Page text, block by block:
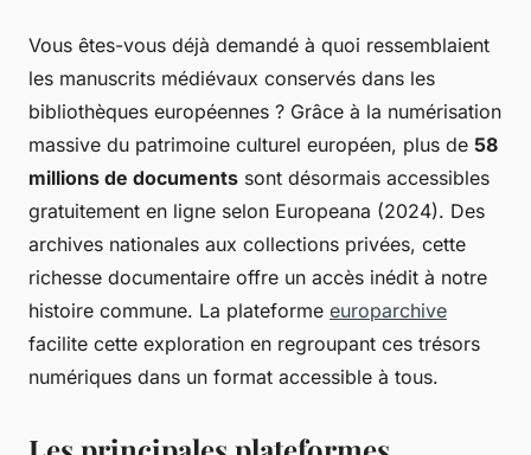
Vous êtes-vous déjà demandé à quoi ressemblaient
les manuscrits médiévaux conservés dans les
bibliothèques européennes ? Grâce à la numérisation
massive du patrimoine culturel européen, plus de 58
millions de documents sont désormais accessibles
gratuitement en ligne selon Europeana (2024). Des
archives nationales aux collections privées, cette
richesse documentaire offre un accès inédit à notre
histoire commune. La plateforme europarchive
facilite cette exploration en regroupant ces trésors
numériques dans un format accessible à tous.